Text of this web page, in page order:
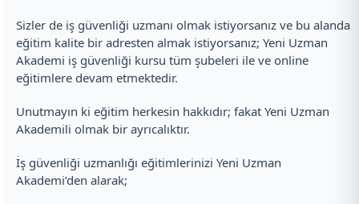
Sizler de iş güvenliği uzmanı olmak istiyorsanız ve bu alanda
eğitim kalite bir adresten almak istiyorsanız; Yeni Uzman
Akademi iş güvenliği kursu tüm şubeleri ile ve online
eğitimlere devam etmektedir.
Unutmayın ki eğitim herkesin hakkıdır; fakat Yeni Uzman
Akademili olmak bir ayrıcalıktır.
İş güvenliği uzmanlığı eğitimlerinizi Yeni Uzman
Akademi’den alarak;